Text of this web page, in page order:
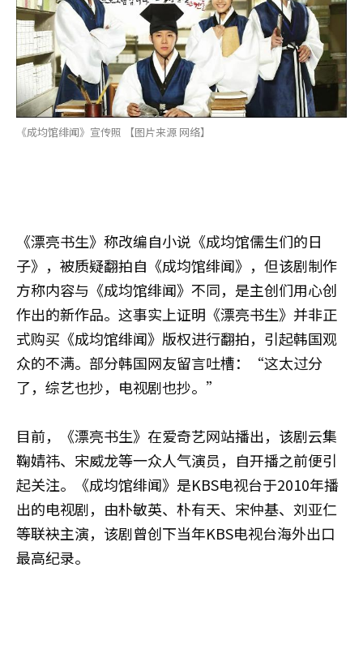
《成均馆绯闻》宣传照 【图片来源 网络】
《漂亮书生》称改编自小说《成均馆儒生们的日
子》，被质疑翻拍自《成均馆绯闻》，但该剧制作
方称内容与《成均馆绯闻》不同，是主创们用心创
作出的新作品。这事实上证明《漂亮书生》并非正
式购买《成均馆绯闻》版权进行翻拍，引起韩国观
众的不满。部分韩国网友留言吐槽：“这太过分
了，综艺也抄，电视剧也抄。”
目前，《漂亮书生》在爱奇艺网站播出，该剧云集
鞠婧祎、宋威龙等一众人气演员，自开播之前便引
起关注。《成均馆绯闻》是KBS电视台于2010年播
出的电视剧，由朴敏英、朴有天、宋仲基、刘亚仁
等联袂主演，该剧曾创下当年KBS电视台海外出口
最高纪录。